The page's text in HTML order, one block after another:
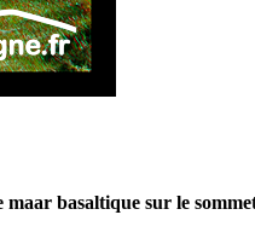
basaltique sur le